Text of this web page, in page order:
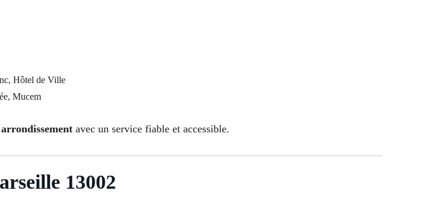
Hôtel de Ville
Mucem
avec un service fiable et accessible.
13002